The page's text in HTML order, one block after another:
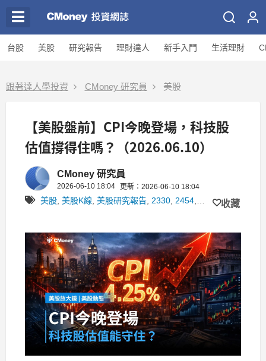
台股 美股 研究報告 理財達人 新手入門 生活理財
跟著達人學投資 CMoney 研究員 美股
【美股盤前】CPI今晚登場，科技股
估值撐得住嗎？（2026.06.10）
CMoney 研究員
2026-06-10 18:04 更新：2026-06-10 18:04
美股 美股K線 美股研究報告 2330 2454 美股即時消息
收藏